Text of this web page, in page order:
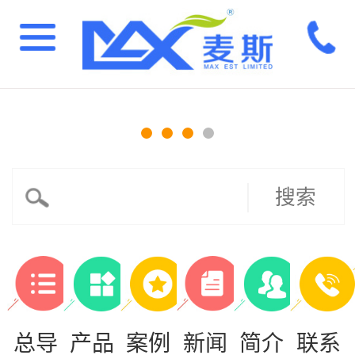
搜索
总导 产品 案例 新闻 简介 联系